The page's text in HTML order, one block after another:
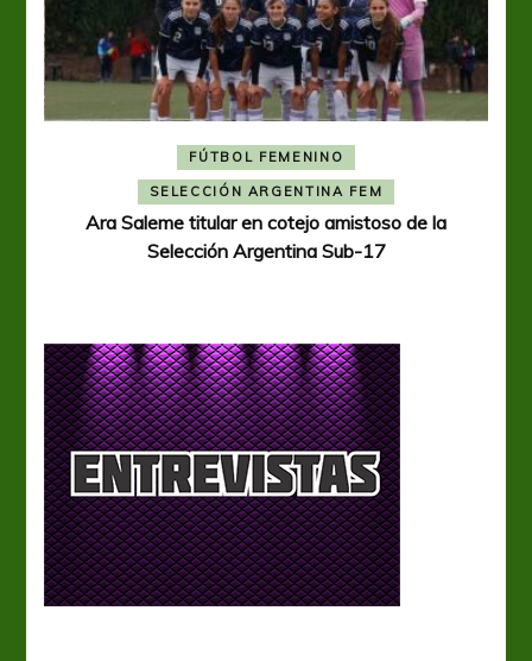
FÚTBOL FEMENINO
SELECCIÓN ARGENTINA FEM
Ara Saleme titular en cotejo amistoso de la
Selección Argentina Sub-17